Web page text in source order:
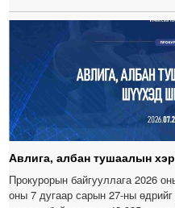
Авлига, албан тушаалын
Прокурорын байгууллага 2026
оны 7 дугаар сарын 27-ны өдрийг